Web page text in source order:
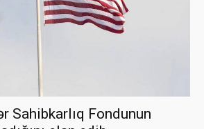
Sahibkarlıq Fondunun